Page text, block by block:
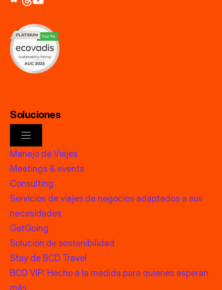
Soluciones
Manejo de Viajes
Meetings & events
Consulting
Servicios de viajes de negocios adaptados a sus
necesidades
GetGoing
Solución de sostenibilidad
Stay de BCD Travel
BCD VIP: Hecho a la medida para quienes esperan
más